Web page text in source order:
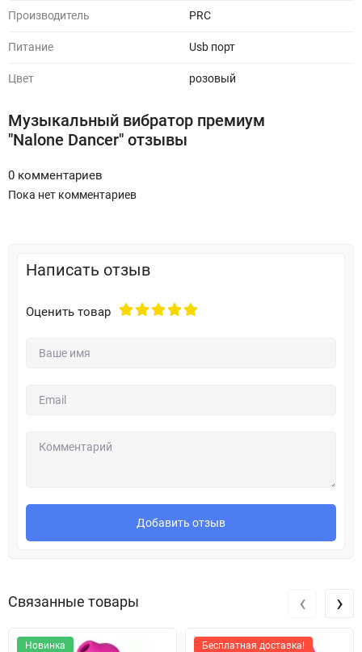
Производитель PRC
Питание Usb порт
Цвет розовый
Музыкальный вибратор премиум
"Nalone Dancer" отзывы
0 комментариев
Пока нет комментариев
Написать отзыв
Оценить товар
Добавить отзыв
Связанные товары
Новинка
Бесплатная доставка!
‹ ›